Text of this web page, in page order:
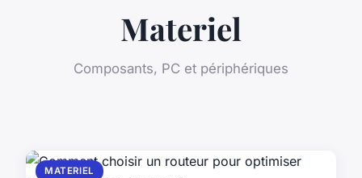
Materiel
Composants, PC et périphériques
MATERIEL